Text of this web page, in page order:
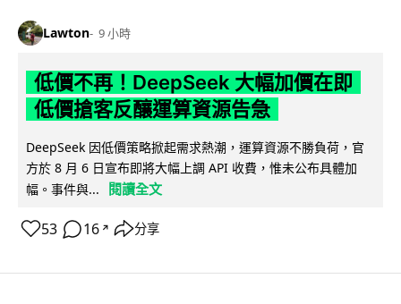
Lawton 9 小時
低價不再！DeepSeek 大幅加價在即
低價搶客反釀運算資源告急
DeepSeek 因低價策略掀起需求熱潮，運算資源不勝負荷，官
方於 8 月 6 日宣布即將大幅上調 API 收費，惟未公布具體加
幅。事件與...
閱讀全文
53 16 ↗ 分享